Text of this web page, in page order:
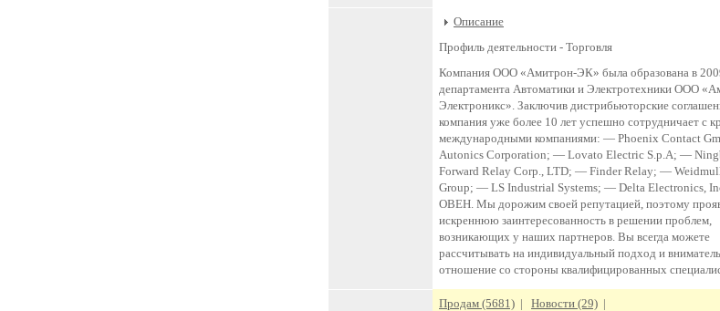
Описание
Профиль деятельности - Торговля
Компания ООО «Амитрон-ЭК» была образована в
департамента Автоматики и Электротехники ООО
Электроникс». Заключив дистрибьюторские
компания уже более 10 лет успешно сотрудничает с
международными компаниями: — Phoenix Contact
Autonics Corporation; — Lovato Electric S.p.A; —
Forward Relay Corp., LTD; — Finder Relay; —
Group; — LS Industrial Systems; — Delta Electronics,
ОВЕН. Мы дорожим своей репутацией, поэтому
искреннюю заинтересованность в решении проблем,
возникающих у наших партнеров. Вы всегда можете
рассчитывать на индивидуальный подход и
отношение со стороны квалифицированных
Продам (5681) | Новости (29) |